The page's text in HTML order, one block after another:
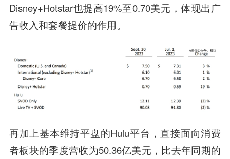
Disney+Hotstar也提高19%至0.70美元，体现出广
告收入和套餐提价的作用。
再加上基本维持平盘的Hulu平台，直接面向消费
者板块的季度营收为50.36亿美元，比去年同期的